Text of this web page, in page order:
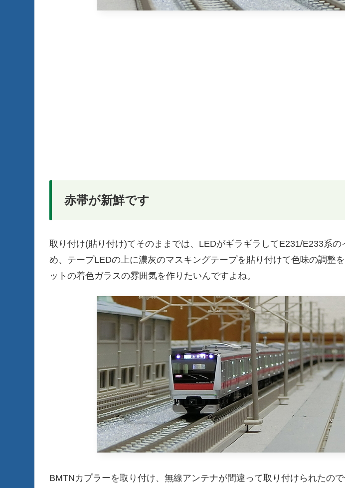
赤帯が新鮮です
取り付け(貼り付け)てそのままでは、LEDがギラギラしてE231/E233系の
め、テープLEDの上に濃灰のマスキングテープを貼り付けて色味の調整
ットの着色ガラスの雰囲気を作りたいんですよね。
BMTNカプラーを取り付け、無線アンテナが間違って取り付けられたの